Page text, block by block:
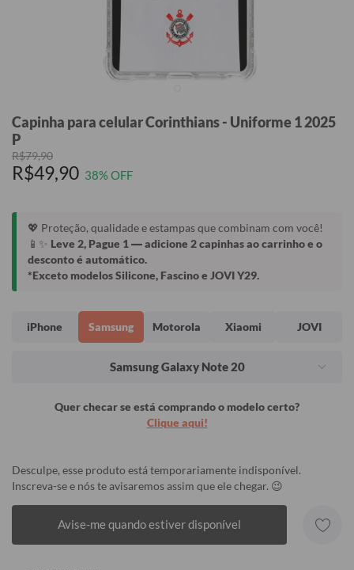
Capinha para celular Corinthians - Uniforme 1 2025
P
R$79,90
R$49,90 38% OFF
💖 Proteção, qualidade e estampas que combinam com você!
📱✨ Leve 2, Pague 1— adicione 2 capinhas ao carrinho e o
desconto é automático.
*Exceto modelos Silicone, Fascino e JOVI Y29.
iPhone Samsung Motorola Xiaomi JOVI
Samsung Galaxy Note 20
Quer checar se está comprando o modelo certo?
Clique aqui!
Desculpe, esse produto está temporariamente indisponível.
Inscreva-se e nós te avisaremos assim que ele chegar. 😉
Avise-me quando estiver disponível